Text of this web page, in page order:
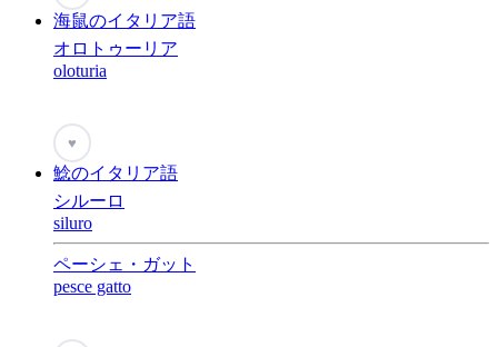
海鼠のイタリア語
オロトゥーリア
oloturia
♥
鯰のイタリア語
シルーロ
siluro
ペーシェ・ガット
pesce gatto